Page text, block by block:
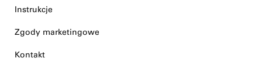
Instrukcje
Zgody marketingowe
Kontakt